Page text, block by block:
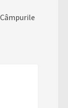
Câmpurile